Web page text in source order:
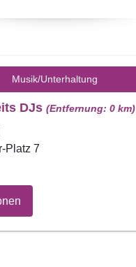
Musik/Unterhaltung
DJs (Entfernung: 0 km)
Platz 7